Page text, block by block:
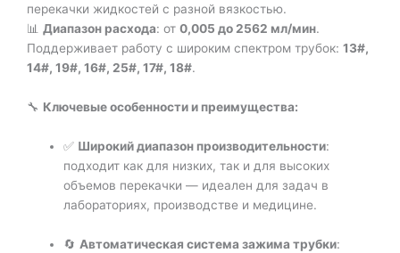
перекачки жидкостей с разной вязкостью.
📊 Диапазон расхода: от 0,005 до 2562 мл/мин.
Поддерживает работу с широким спектром трубок: 13#,
14#, 19#, 16#, 25#, 17#, 18#.
🔧 Ключевые особенности и преимущества:
✅ Широкий диапазон производительности:
подходит как для низких, так и для высоких
объемов перекачки — идеален для задач в
лабораториях, производстве и медицине.
🔄 Автоматическая система зажима трубки: